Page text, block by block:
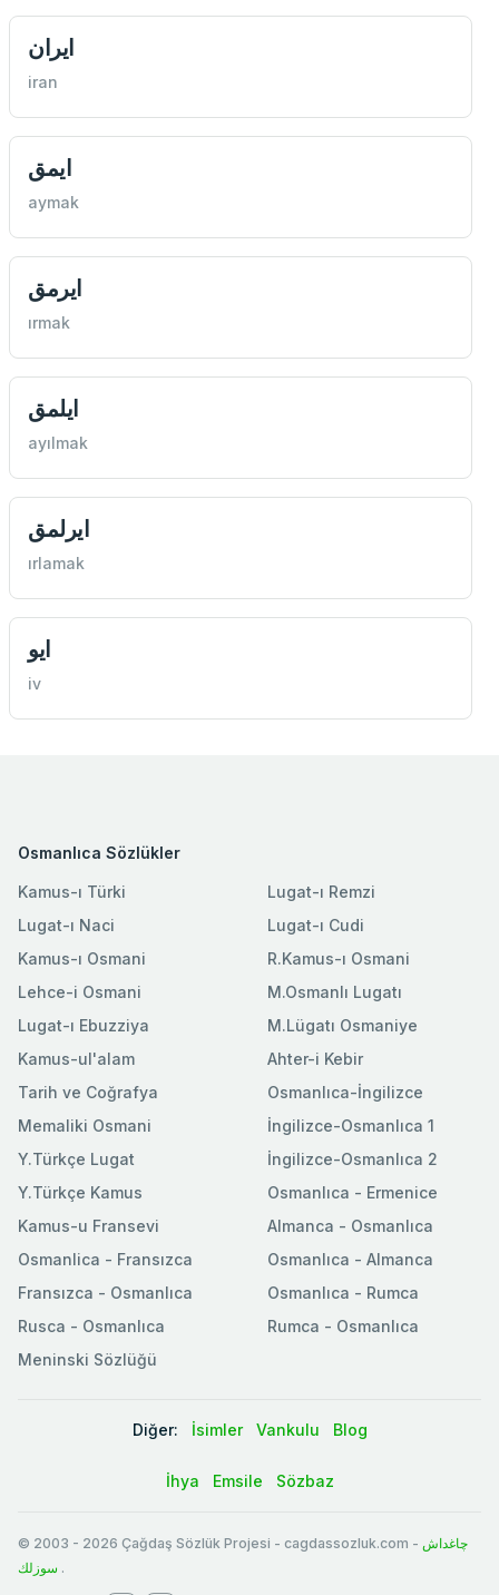
ايران
iran
ايمق
aymak
ايرمق
ırmak
ايلمق
ayılmak
ايرلمق
ırlamak
ايو
iv
Osmanlıca Sözlükler
Kamus-ı Türki
Lugat-ı Naci
Kamus-ı Osmani
Lehce-i Osmani
Lugat-ı Ebuzziya
Lugat-ı Remzi
Lugat-ı Cudi
R.Kamus-ı Osmani
M.Osmanlı Lugatı
M.Lügatı Osmaniye
Kamus-ul'alam
Tarih ve Coğrafya
Memaliki Osmani
Y.Türkçe Lugat
Y.Türkçe Kamus
Ahter-i Kebir
Osmanlıca-İngilizce
İngilizce-Osmanlıca 1
İngilizce-Osmanlıca 2
Osmanlıca - Ermenice
Kamus-u Fransevi
Osmanlica - Fransızca
Fransızca - Osmanlıca
Rusca - Osmanlıca
Meninski Sözlüğü
Almanca - Osmanlıca
Osmanlıca - Almanca
Osmanlıca - Rumca
Rumca - Osmanlıca
Diğer: İsimler Vankulu Blog
İhya Emsile Sözbaz
© 2003 - 2026 Çağdaş Sözlük Projesi - cagdassozluk.com - چاغداش
سوزلك .